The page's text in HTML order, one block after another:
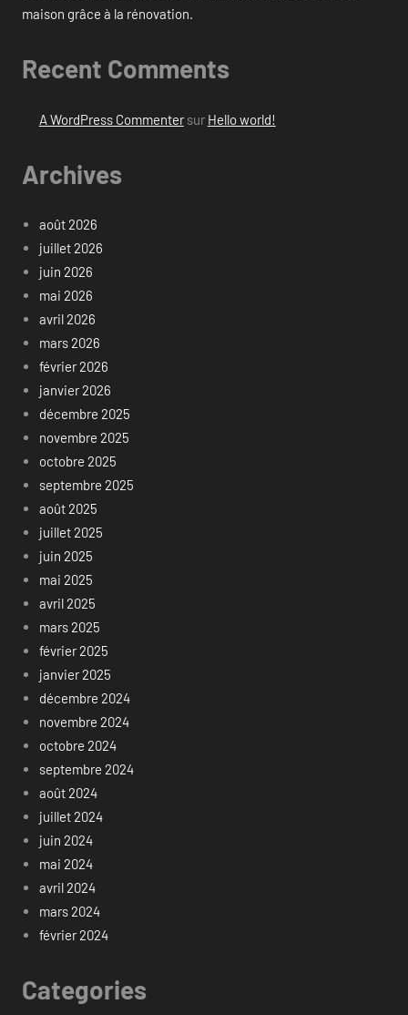
maison grâce à la rénovation.
Recent Comments
A WordPress Commentersur Hello world!
Archives
août 2026
juillet 2026
juin 2026
mai 2026
avril 2026
mars 2026
février 2026
janvier 2026
décembre 2025
novembre 2025
octobre 2025
septembre 2025
août 2025
juillet 2025
juin 2025
mai 2025
avril 2025
mars 2025
février 2025
janvier 2025
décembre 2024
novembre 2024
octobre 2024
septembre 2024
août 2024
juillet 2024
juin 2024
mai 2024
avril 2024
mars 2024
février 2024
Categories